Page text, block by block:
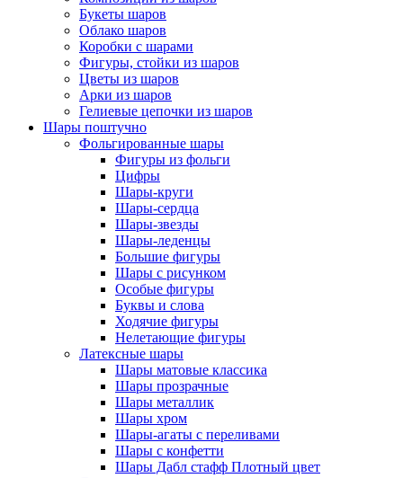
Букеты шаров
Облако шаров
Коробки с шарами
Фигуры, стойки из шаров
Цветы из шаров
Арки из шаров
Гелиевые цепочки из шаров
Шары поштучно
Фольгированные шары
Фигуры из фольги
Цифры
Шары-круги
Шары-сердца
Шары-звезды
Шары-леденцы
Большие фигуры
Шары с рисунком
Особые фигуры
Буквы и слова
Ходячие фигуры
Нелетающие фигуры
Латексные шары
Шары матовые классика
Шары прозрачные
Шары металлик
Шары хром
Шары-агаты с переливами
Шары с конфетти
Шары Дабл стафф Плотный цвет